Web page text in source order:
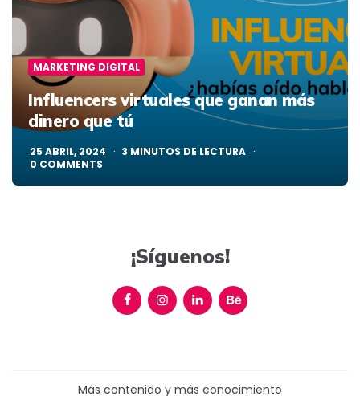
MARKETING DIGITAL
Influencers virtuales que ganan más
dinero que tú
25 ABRIL, 2024 3 MINUTOS DE LECTURA
0 COMMENTS
¡Síguenos!
Más contenido y más conocimiento